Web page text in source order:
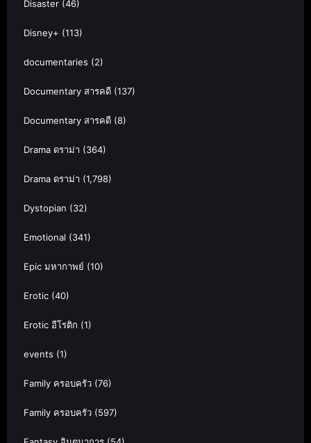
Disaster (46)
Disney+ (113)
documentaries (2)
Documentary สารคดี (137)
Documentary สารคดี (8)
Drama ดราม่า (364)
Drama ดราม่า (1,798)
Dystopian (32)
Emotional (341)
Epic มหากาพย์ (10)
Erotic (40)
Erotic อีโรติก (1)
events (1)
Family ครอบครัว (76)
Family ครอบครัว (597)